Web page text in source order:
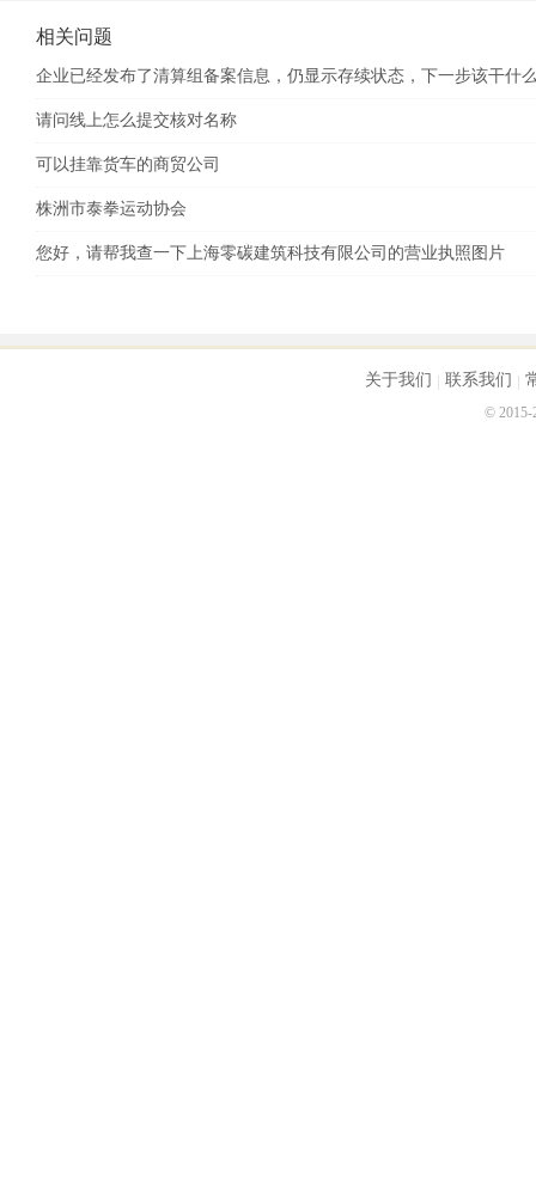
相关问题
企业已经发布了清算组备案信息，仍显示存续状态，下一步该干什
请问线上怎么提交核对名称
可以挂靠货车的商贸公司
株洲市泰拳运动协会
您好，请帮我查一下上海零碳建筑科技有限公司的营业执照图片
关于我们 联系我们
© 2015-